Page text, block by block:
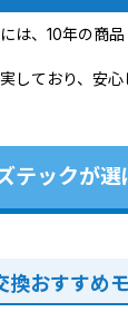
は、10年の商
しており、安
テックが
換おすすめ